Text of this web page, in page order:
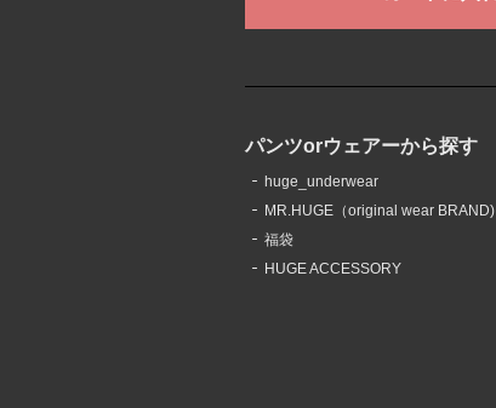
パンツorウェアーから探す
huge_underwear
MR.HUGE（original wear BRAND)
福袋
HUGE ACCESSORY